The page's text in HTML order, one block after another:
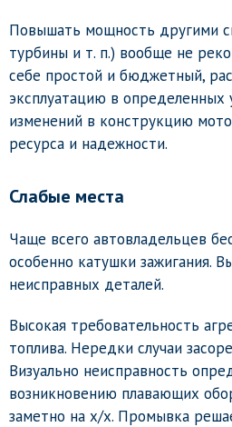
Повышать мощность другими
турбины и т. п.) вообще не
себе простой и бюджетный,
эксплуатацию в определенных
изменений в конструкцию
ресурса и надежности.
Слабые места
Чаще всего автовладельцев
особенно катушки зажигания.
неисправных деталей.
Высокая требовательность
топлива. Нередки случаи
Визуально неисправность
возникновению плавающих
заметно на х/х. Промывка